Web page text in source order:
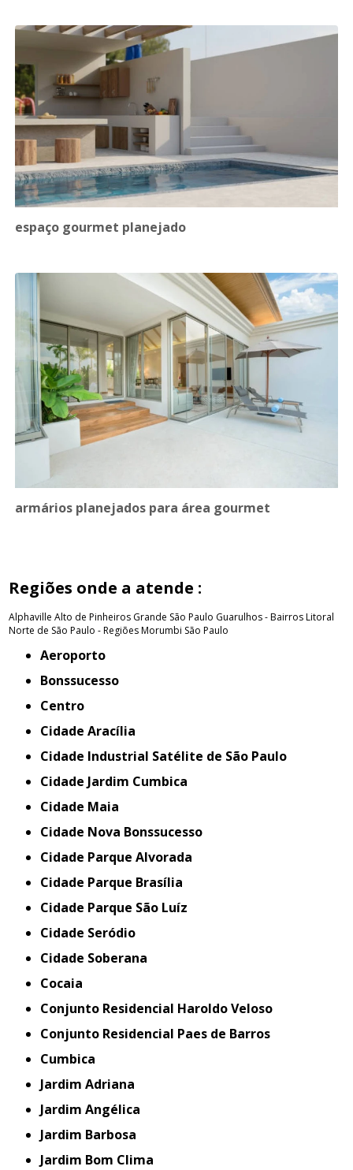
espaço gourmet planejado
armários planejados para área gourmet
Regiões onde a atende :
Alphaville Alto de Pinheiros Grande São Paulo Guarulhos - BairrosLitoral
Norte de São Paulo - RegiõesMorumbi São Paulo
Aeroporto
Bonssucesso
Centro
Cidade Aracília
Cidade Industrial Satélite de São Paulo
Cidade Jardim Cumbica
Cidade Maia
Cidade Nova Bonssucesso
Cidade Parque Alvorada
Cidade Parque Brasília
Cidade Parque São Luíz
Cidade Seródio
Cidade Soberana
Cocaia
Conjunto Residencial Haroldo Veloso
Conjunto Residencial Paes de Barros
Cumbica
Jardim Adriana
Jardim Angélica
Jardim Barbosa
Jardim Bom Clima